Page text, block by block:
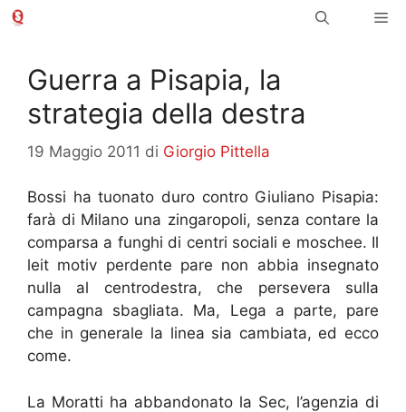
Vai
Guerra a Pisapia, la
strategia della destra
19 Maggio 2011 di Giorgio Pittella
Bossi ha tuonato duro contro Giuliano Pisapia:
farà di Milano una zingaropoli, senza contare la
comparsa a funghi di centri sociali e moschee. Il
leit motiv perdente pare non abbia insegnato
nulla al centrodestra, che persevera sulla
campagna sbagliata. Ma, Lega a parte, pare
che in generale la linea sia cambiata, ed ecco
come.
La Moratti ha abbandonato la Sec, l’agenzia di